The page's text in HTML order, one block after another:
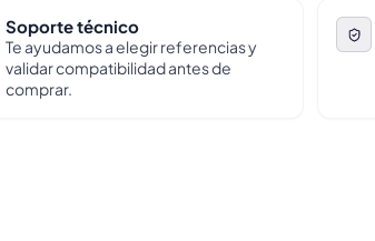
Soporte técnico
Te ayudamos a elegir referencias y
validar compatibilidad antes de
comprar.